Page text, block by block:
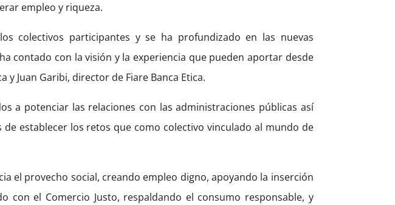
empleo y riqueza.
colectivos participantes y se ha profundizado en las nuevas
contado con la visión y la experiencia que pueden aportar desde
y Juan Garibi, director de Fiare Banca Etica.
a potenciar las relaciones con las administraciones públicas así
establecer los retos que como colectivo vinculado al mundo de
el provecho social, creando empleo digno, apoyando la inserción
con el Comercio Justo, respaldando el consumo responsable, y